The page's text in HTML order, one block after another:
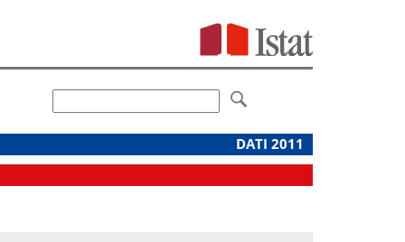
DATI 2011